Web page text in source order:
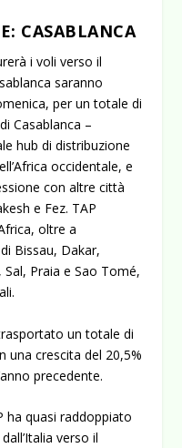
CASABLANCA
i voli verso il
saranno
per un totale di
Casablanca –
hub di distribuzione
occidentale, e
con altre città
e Fez. TAP
oltre a
Bissau, Dakar,
Praia e Sao Tomé,
un totale di
una crescita del 20,5%
precedente.
ha quasi raddoppiato
verso il